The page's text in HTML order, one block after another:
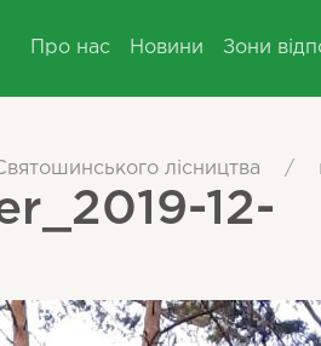
Про нас Новини Зони
лісництва /
12-